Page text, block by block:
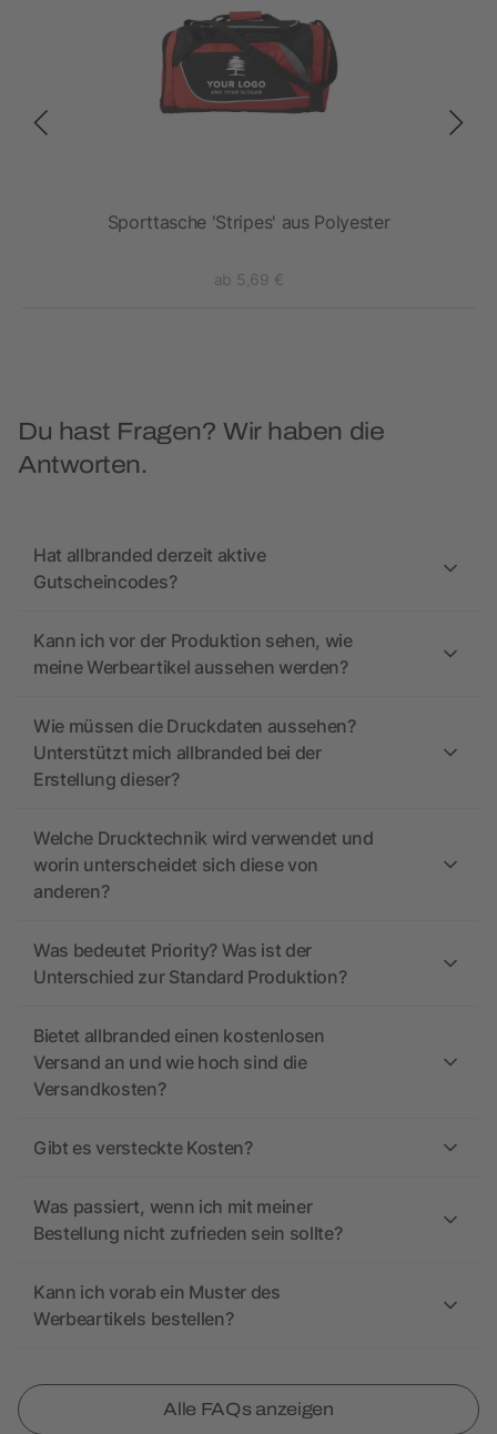
Sporttasche 'Stripes' aus Polyester
ab 5,69 €
Du hast Fragen? Wir haben die
Antworten.
Hat allbranded derzeit aktive
Gutscheincodes?
Kann ich vor der Produktion sehen, wie
meine Werbeartikel aussehen werden?
Wie müssen die Druckdaten aussehen?
Unterstützt mich allbranded bei der
Erstellung dieser?
Welche Drucktechnik wird verwendet und
worin unterscheidet sich diese von
anderen?
Was bedeutet Priority? Was ist der
Unterschied zur Standard Produktion?
Bietet allbranded einen kostenlosen
Versand an und wie hoch sind die
Versandkosten?
Gibt es versteckte Kosten?
Was passiert, wenn ich mit meiner
Bestellung nicht zufrieden sein sollte?
Kann ich vorab ein Muster des
Werbeartikels bestellen?
Alle FAQs anzeigen